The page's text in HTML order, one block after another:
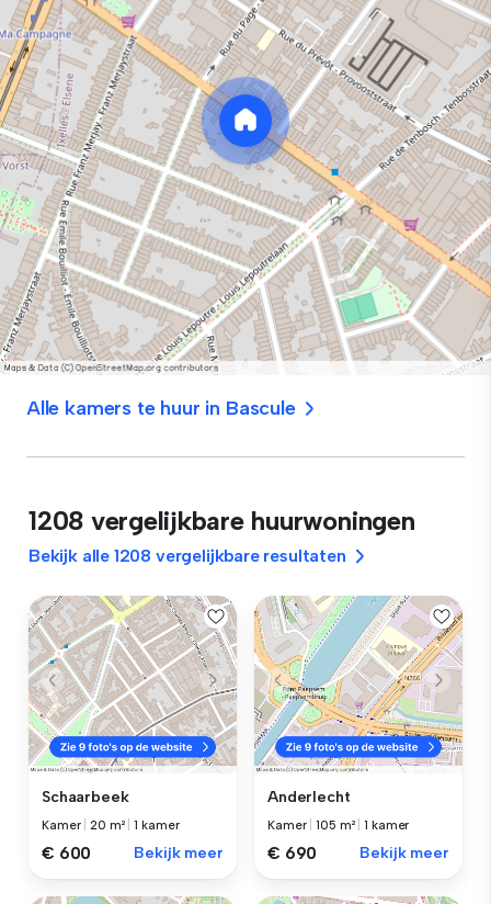
Alle kamers te huur in Bascule
1208 vergelijkbare huurwoningen
Bekijk alle 1208 vergelijkbare resultaten
Schaarbeek
Kamer |20 m² |1 kamer
€ 600 Bekijk meer
Anderlecht
Kamer |105 m² |1 kamer
€ 690 Bekijk meer